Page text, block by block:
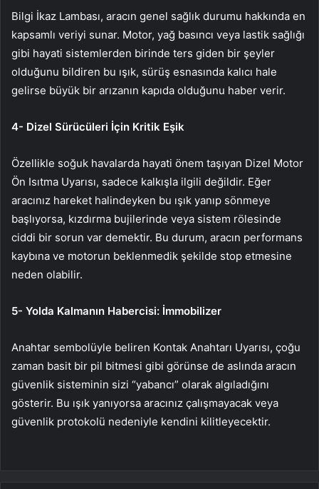
Bilgi İkaz Lambası, aracın genel sağlık durumu hakkında en
kapsamlı veriyi sunar. Motor, yağ basıncı veya lastik sağlığı
gibi hayati sistemlerden birinde ters giden bir şeyler
olduğunu bildiren bu ışık, sürüş esnasında kalıcı hale
gelirse büyük bir arızanın kapıda olduğunu haber verir.
4- Dizel Sürücüleri İçin Kritik Eşik
Özellikle soğuk havalarda hayati önem taşıyan Dizel Motor
Ön Isıtma Uyarısı, sadece kalkışla ilgili değildir. Eğer
aracınız hareket halindeyken bu ışık yanıp sönmeye
başlıyorsa, kızdırma bujilerinde veya sistem rölesinde
ciddi bir sorun var demektir. Bu durum, aracın performans
kaybına ve motorun beklenmedik şekilde stop etmesine
neden olabilir.
5- Yolda Kalmanın Habercisi: İmmobilizer
Anahtar sembolüyle beliren Kontak Anahtarı Uyarısı, çoğu
zaman basit bir pil bitmesi gibi görünse de aslında aracın
güvenlik sisteminin sizi “yabancı” olarak algıladığını
gösterir. Bu ışık yanıyorsa aracınız çalışmayacak veya
güvenlik protokolü nedeniyle kendini kilitleyecektir.